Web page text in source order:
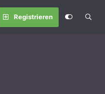
Registrieren